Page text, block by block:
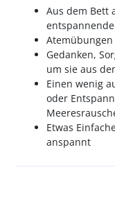
Aus dem Bett
Gedanken,
um sie aus
Einen wenig
oder
Etwas
anspannt